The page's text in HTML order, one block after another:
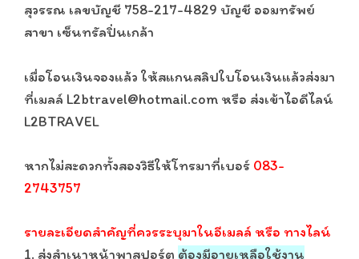
สุวรรณ เลขบัญชี 758-217-4829 บัญชี ออมทรัพย์
สาขา เซ็นทรัลปิ่นเกล้า
เมื่อโอนเงินจองแล้ว ให้สแกนสลิปใบโอนเงินแล้วส่งมา
ที่เมลล์ L2btravel@hotmail.com หรือ ส่งเข้าไอดีไลน์
L2BTRAVEL
หากไม่สะดวกทั้งสองวิธีให้โทรมาที่เบอร์ 083-
2743757
รายละเอียดสำคัญที่ควรระบุมาในอีเมลล์ หรือ ทางไลน์
1. ส่งสำเนาหน้าพาสปอร์ต ต้องมีอายุเหลือใช้งาน